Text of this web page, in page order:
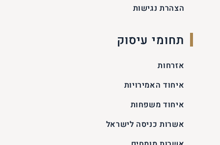
הצהרת נגישות
תחומי עיסוק
אזרחות
איחוד האמירויות
איחוד משפחות
אשרות כניסה לישראל